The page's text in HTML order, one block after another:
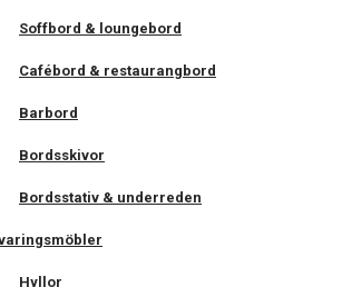
Soffbord & loungebord
Cafébord & restaurangbord
Barbord
Bordsskivor
Bordsstativ & underreden
Hyllor